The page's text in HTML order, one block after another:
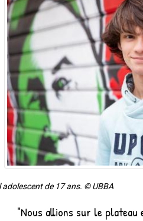
de 17 ans. © UBBA
"Nous allions sur le